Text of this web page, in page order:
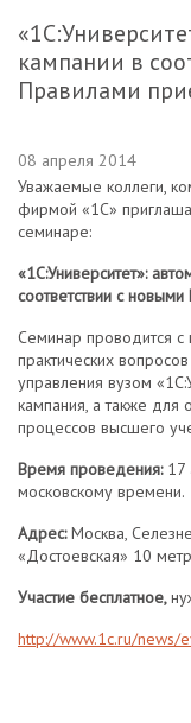
кампании в
Правилами
08 апреля 2014
Уважаемые коллеги,
фирмой «1С»
семинаре:
«1С:Университет»:
соответствии с
Семинар проводится
практических
управления вузом
кампания, а также для
процессов высшего
Время проведения: 17
московскому времени.
Адрес:Москва,
«Достоевская» 10
Участие бесплатное,
http://www.1c.ru/news/